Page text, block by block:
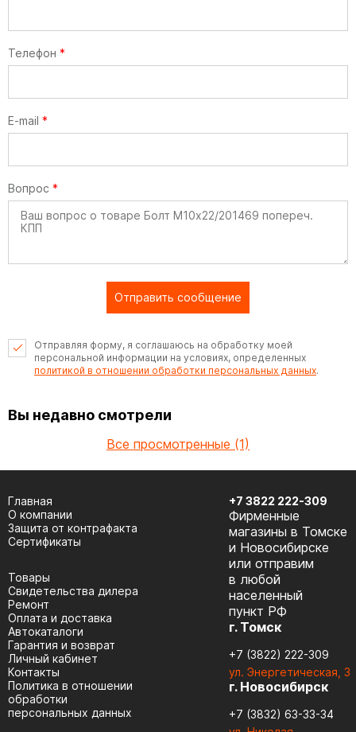
Телефон *
E-mail *
Вопрос *
Отправить сообщение
Отправляя форму, я соглашаюсь на обработку моей
персональной информации на условиях, определенных
политикой в отношении обработки персональных данных.
Вы недавно смотрели
Все просмотренные (1)
Главная
О компании
Защита от контрафакта
Сертификаты
Товары
Cвидетельства дилера
Ремонт
Оплата и доставка
Автокаталоги
Гарантия и возврат
Личный кабинет
Контакты
Политика в отношении
обработки
персональных данных
+7 3822 222-309
Фирменные
магазины в Томске
и Новосибирске
или отправим
в любой
населенный
пункт РФ
г. Томск
+7 (3822) 222-309
ул. Энергетическая, 3
г. Новосибирск
+7 (3832) 63-33-34